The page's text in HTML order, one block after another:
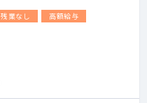
残業なし
高額給与